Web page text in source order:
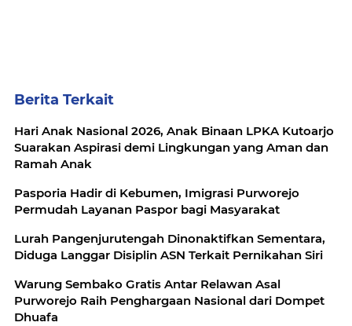
Berita Terkait
Hari Anak Nasional 2026, Anak Binaan LPKA Kutoarjo
Suarakan Aspirasi demi Lingkungan yang Aman dan
Ramah Anak
Pasporia Hadir di Kebumen, Imigrasi Purworejo
Permudah Layanan Paspor bagi Masyarakat
Lurah Pangenjurutengah Dinonaktifkan Sementara,
Diduga Langgar Disiplin ASN Terkait Pernikahan Siri
Warung Sembako Gratis Antar Relawan Asal
Purworejo Raih Penghargaan Nasional dari Dompet
Dhuafa